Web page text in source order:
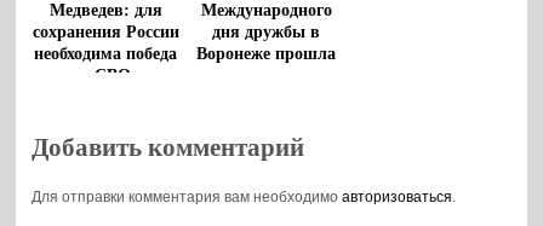
Медведев: для
сохранения России
необходима победа
в СВО
Международного
дня дружбы в
Воронеже прошла
Добавить комментарий
Для отправки комментария вам необходимоавторизоваться.